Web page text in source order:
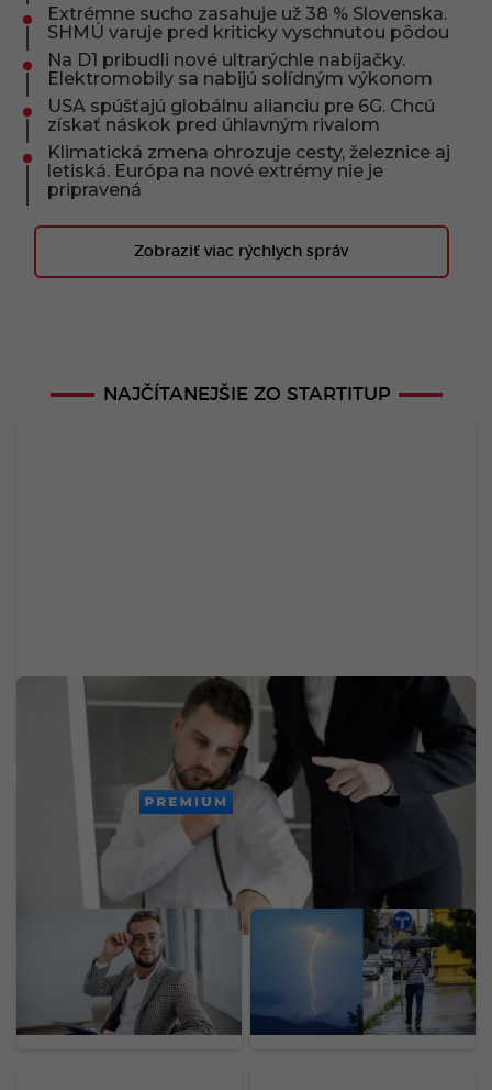
Extrémne sucho zasahuje už 38 % Slovenska.
SHMÚ varuje pred kriticky vyschnutou pôdou
Na D1 pribudli nové ultrarýchle nabíjačky.
Elektromobily sa nabijú solídným výkonom
USA spúšťajú globálnu alianciu pre 6G. Chcú
získať náskok pred úhlavným rivalom
Klimatická zmena ohrozuje cesty, železnice aj
letiská. Európa na nové extrémy nie je
pripravená
Zobraziť viac rýchlych správ
NAJČÍTANEJŠIE ZO STARTITUP
Jedna z najväčších slovenských bánk dnes mala
problémy. Výpadok zasiahol platby a ďalšie
PREMIUM
Odložil som si 70 % mzdy
a investoval 1 900 eur.
Experiment ukázal, čo
návody na bohatstvo
nespomínajú
Koniec pekelných
horúčav na Slovensku:
Teploty spadnú aj o viac
ako 10 stupňov,
meteorológovia vydali
varovania